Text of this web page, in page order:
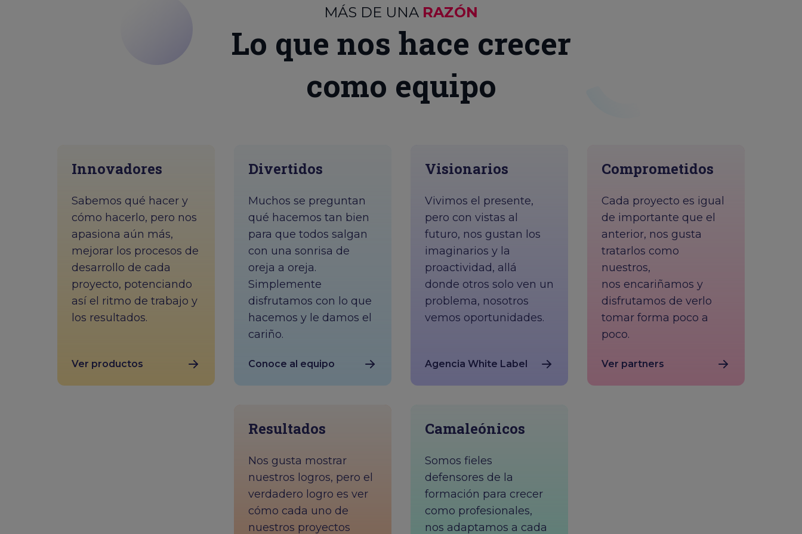
MÁS DE UNA RAZÓN
Lo que nos hace crecer
como equipo
Innovadores
Sabemos qué hacer y
cómo hacerlo, pero nos
apasiona aún más,
mejorar los procesos de
desarrollo de cada
proyecto, potenciando
así el ritmo de trabajo y
los resultados.
Ver productos
Divertidos
Muchos se preguntan
qué hacemos tan bien
para que todos salgan
con una sonrisa de
oreja a oreja.
Simplemente
disfrutamos con lo que
hacemos y le damos el
cariño.
Conoce al equipo
Visionarios
Vivimos el presente,
pero con vistas al
futuro, nos gustan los
imaginarios y la
proactividad, allá
donde otros solo ven un
problema, nosotros
vemos oportunidades.
Agencia White Label
Comprometidos
Cada proyecto es igual
de importante que el
anterior, nos gusta
tratarlos como
nuestros,
nos encariñamos y
disfrutamos de verlo
tomar forma poco a
poco.
Ver partners
Resultados
Nos gusta mostrar
nuestros logros, pero el
verdadero logro es ver
cómo cada uno de
nuestros proyectos
Camaleónicos
Somos fieles
defensores de la
formación para crecer
como profesionales,
nos adaptamos a cada